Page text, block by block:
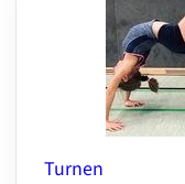
Turnen